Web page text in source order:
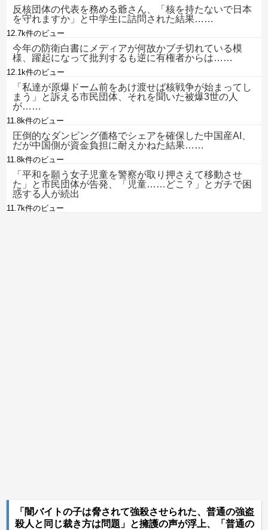
反核団体の代表を務める爺さん、「核を持たないで日本
を守れますか」と中学生に詰問された結果……
12.7k件のビュー
今年の防衛白書にメディアが何故かブチ切れている模
様、躍起になって批判するも逆に有権者からは……
12.1k件のビュー
「私達が原爆ドーム前をあけ渡せば核戦争が始まってし
まう」と訴える市民団体、それを聞いた被爆3世の人
が……
11.8k件のビュー
圧倒的なダンピング価格でシェアを確保した中国産AI、
だが中国側が資金負担に耐えかねた結果……
11.8k件のビュー
「平和を願う女子児童を警察が取り押さえて移動させ
た」と市民団体が告発、「児童……どこ？」とガチで困
惑する人が続出
11.7k件のビュー
「闇バイトの子は脅されて強殺させられた、普通の強盗
殺人と同じ裁き方は問題」と擁護の声が浮上、「普通の